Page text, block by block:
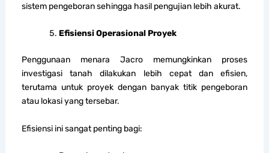
sistem pengeboran sehingga hasil pengujian lebih akurat.
Efisiensi Operasional Proyek
Penggunaan menara Jacro memungkinkan proses
investigasi tanah dilakukan lebih cepat dan efisien,
terutama untuk proyek dengan banyak titik pengeboran
atau lokasi yang tersebar.
Efisiensi ini sangat penting bagi: